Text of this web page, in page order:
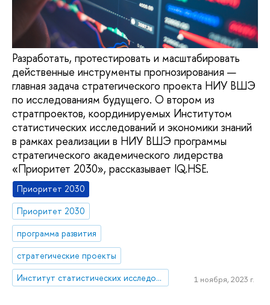
Разработать, протестировать и масштабировать
действенные инструменты прогнозирования —
главная задача стратегического проекта НИУ ВШЭ
по исследованиям будущего. О втором из
стратпроектов, координируемых Институтом
статистических исследований и экономики знаний
в рамках реализации в НИУ ВШЭ программы
стратегического академического лидерства
«Приоритет 2030», рассказывает IQ.HSE.
Приоритет 2030
Приоритет 2030
программа развития
стратегические проекты
Институт статистических исследований и экономики знаний
1 ноября, 2023 г.